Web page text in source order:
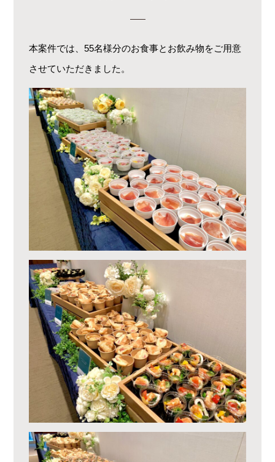
本案件では、55名様分のお食事とお飲み物をご用意
させていただきました。